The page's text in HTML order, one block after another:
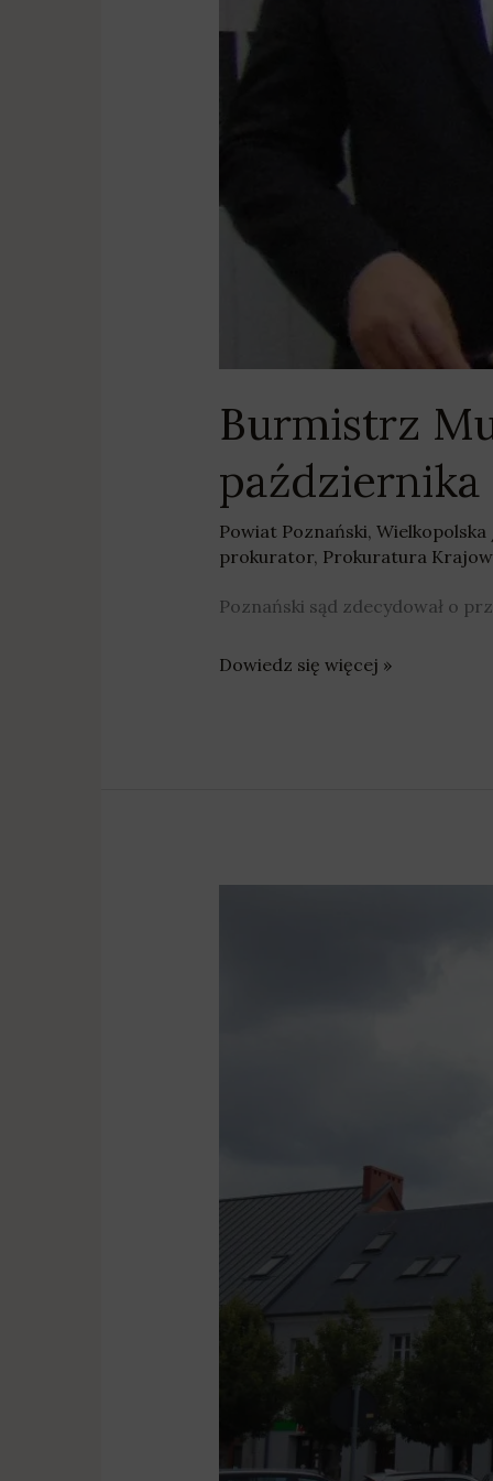
Burmistrz
Powiat Poznański, Wielkopolska
prokurator, Prokuratura
Poznański sąd zdecydował o
Dowiedz się więcej »